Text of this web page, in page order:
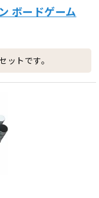
ボードゲーム
トです。